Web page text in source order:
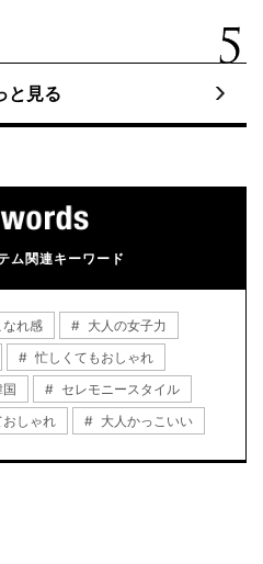
と見る
ム関連キーワード
なれ感
大人の女子力
忙しくてもおしゃれ
国
セレモニースタイル
おしゃれ 大人かっこいい